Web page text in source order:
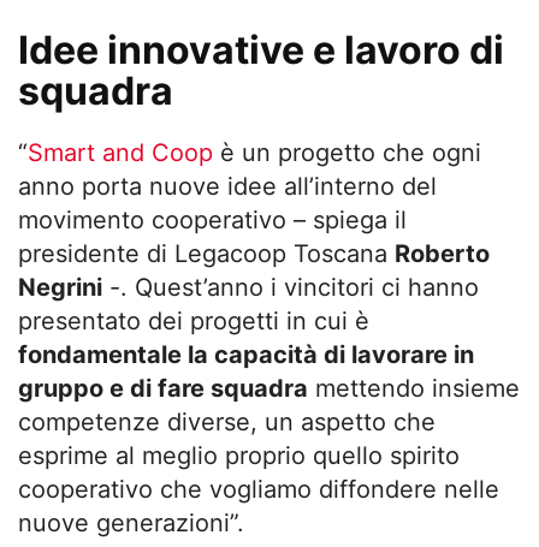
Idee innovative e lavoro di
squadra
“Smart and Coop è un progetto che ogni
anno porta nuove idee all’interno del
movimento cooperativo – spiega il
presidente di Legacoop Toscana Roberto
Negrini -. Quest’anno i vincitori ci hanno
presentato dei progetti in cui è
fondamentale la capacità di lavorare in
gruppo e di fare squadra mettendo insieme
competenze diverse, un aspetto che
esprime al meglio proprio quello spirito
cooperativo che vogliamo diffondere nelle
nuove generazioni”.